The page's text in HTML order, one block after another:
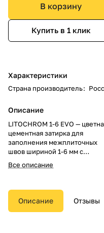
В корзину
Купить в 1 клик
Характеристики
Страна производитель:
Описание
LITOCHROM 1-6 EVO —
цементная затирка для
заполнения межплиточных
швов шириной 1-6 мм с
противогрибковыми
свойствами. Предназначена
стен и полов керамической
плиткой, стеклянной
керамогранитом, натуральным
Все описание
Описание Отзывы